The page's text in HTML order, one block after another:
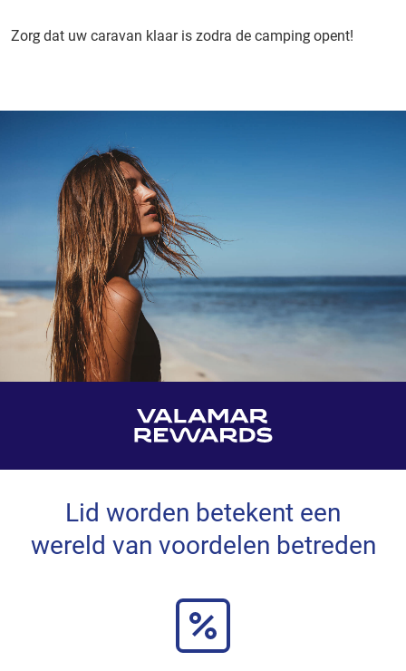
Zorg dat uw caravan klaar is zodra de camping opent!
Lid worden betekent een
wereld van voordelen betreden